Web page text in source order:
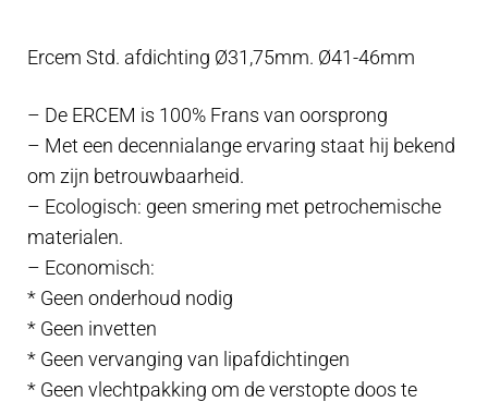
Ø41-
aantal
Ercem Std. afdichting Ø31,75mm. Ø41-46mm
– De ERCEM is 100% Frans van oorsprong
– Met een decennialange ervaring staat hij bekend
om zijn betrouwbaarheid.
– Ecologisch: geen smering met petrochemische
materialen.
– Economisch:
* Geen onderhoud nodig
* Geen invetten
* Geen vervanging van lipafdichtingen
* Geen vlechtpakking om de verstopte doos te